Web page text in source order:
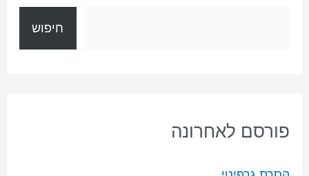
חיפוש
פורסם לאחרונה